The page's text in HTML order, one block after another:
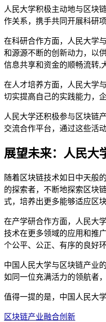
人民大学积极主动地与区块
作关系，携手共同开展科研
在科研合作方面，人民大学
和源源不断的创新动力，以
信息共享和资金的顺畅流转,
在人才培养方面，人民大学
切实提高自己的实践能力，
人民大学还积极参与区块链
交流合作平台，通过这些活
展望未来：人民大
随着区块链技术如日中天般
的探索者，不断地探索区块
式，培养出更多能够适应区
在产学研合作方面，人民大
技术在更多领域的应用和推
个公平、公正、有序的良好环
中国人民大学与区块链产业
如同一位充满活力的领航者
值得一提的是，中国人民大
区块链产业融合创新